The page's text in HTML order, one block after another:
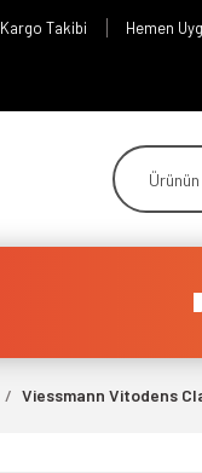
Kargo Takibi Hemen
Viessmann Vitodens